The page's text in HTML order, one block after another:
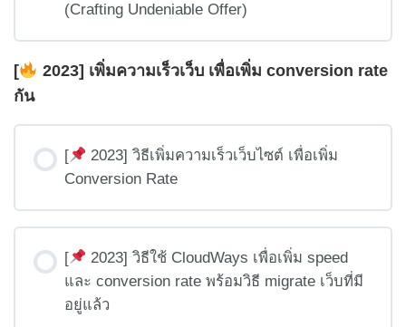
(Crafting Undeniable Offer)
[
2023] เพิ่มความเร็วเว็บ เพื่อเพิ่ม conversion rate
กัน
[
2023] วิธีเพิ่มความเร็วเว็บไซต์ เพื่อเพิ่ม
Conversion Rate
[
2023] วิธีใช้ CloudWays เพื่อเพิ่ม speed
และ conversion rate พร้อมวิธี migrate เว็บที่มี
อยู่แล้ว